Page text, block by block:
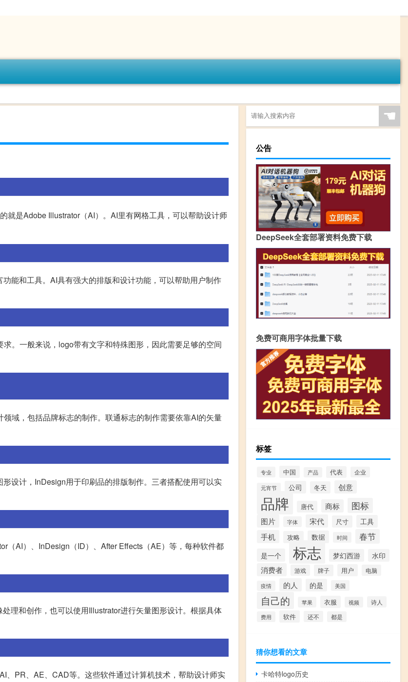
就是Adobe Illustrator（AI）。AI里有网格工具，可以帮助设计师
能和工具。AI具有强大的排版和设计功能，可以帮助用户制作
。一般来说，logo带有文字和特殊图形，因此需要足够的空间
域，包括品牌标志的制作。联通标志的制作需要依靠AI的矢量
设计，InDesign用于印刷品的排版制作。三者搭配使用可以实
（AI）、InDesign（ID）、After Effects（AE）等，每种软件都
理和创作，也可以使用Illustrator进行矢量图形设计。根据具体
、PR、AE、CAD等。这些软件通过计算机技术，帮助设计师实
☚
公告
DeepSeek全套部署资料免费下载
免费可商用字体批量下载
标签
专业 中国 产品 代表 企业
元宵节 公司 冬天 创意
品牌 唐代 商标 图标
图片 字体 宋代 尺寸 工具
手机 攻略 数据 时间 春节
是一个 标志 梦幻西游 水印
消费者 游戏 牌子 用户 电脑
疫情 的人 的是 美国
自己的 苹果 衣服 视频 诗人
费用 软件 还不 都是
猜你想看的文章
卡哈特logo历史